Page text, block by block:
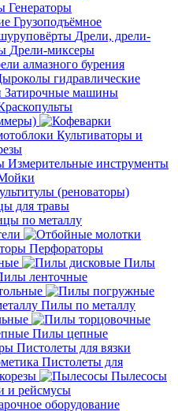
Генераторы
Грузоподъёмное
Дрели, дрели-
Дрели-миксеры
алмазного бурения
гидравлические
Затирочные машины
Культиваторы и
Измерительные инструменты
(реноваторы)
для травы
по металлу
Перфораторы
Пилы
ленточные
Пилы по металлу
Пилы цепные
Пистолеты для вязки
Пистолеты для
Пылесосы
и рейсмусы
оборудование